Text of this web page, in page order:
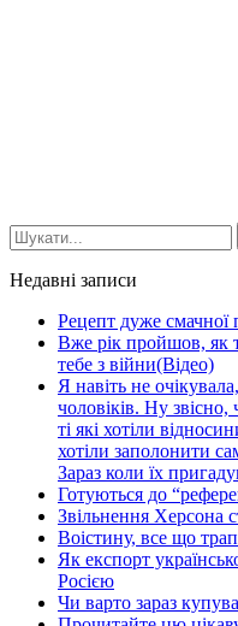
Шукати...
Недавні записи
Рецепт дуже смачної
Вже рік пройшов, як
тебе з війни(Відео)
Я навіть не
чоловіків. Ну звісно,
ті які хотіли
хотіли заполонити
Зараз коли їх
Готуються до
Звільнення Херсона
Воістину, все що
Як експорт
Росією
Чи варто зараз